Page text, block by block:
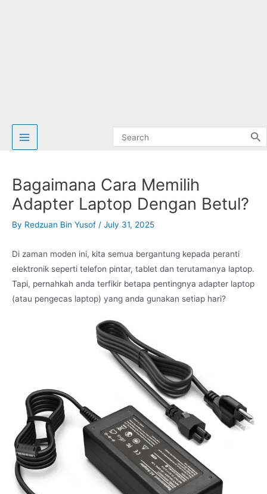
for:
Bagaimana Cara Memilih
Adapter Laptop Dengan Betul?
By Redzuan Bin Yusof / July 31, 2025
Di zaman moden ini, kita semua bergantung kepada peranti
elektronik seperti telefon pintar, tablet dan terutamanya laptop.
Tapi, pernahkah anda terfikir betapa pentingnya adapter laptop
(atau pengecas laptop) yang anda gunakan setiap hari?